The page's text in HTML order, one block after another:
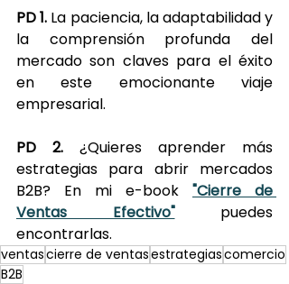
PD 1. La paciencia, la adaptabilidad y
la comprensión profunda del
mercado son claves para el éxito
en este emocionante viaje
empresarial.
PD 2. ¿Quieres aprender más
estrategias para abrir mercados
B2B? En mi e-book "Cierre de
Ventas Efectivo"
puedes
encontrarlas.
ventascierre de ventasestrategiascomercio
B2B